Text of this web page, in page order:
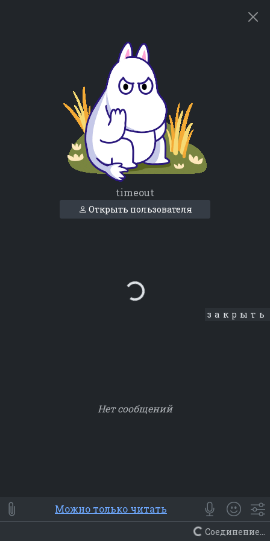
timeout
Открыть пользователя
Loading...
закрыть
Нет сообщений
⭐ Мои Smile
😀 Emoji
Смайлики
Люди Животные Еда Объекты
Можно только читать
Соединение...